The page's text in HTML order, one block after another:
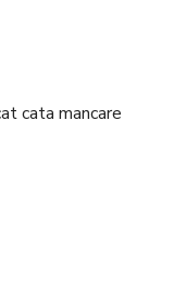
cata mancare